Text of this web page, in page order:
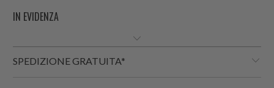
SPEDIZIONE GRATUITA*